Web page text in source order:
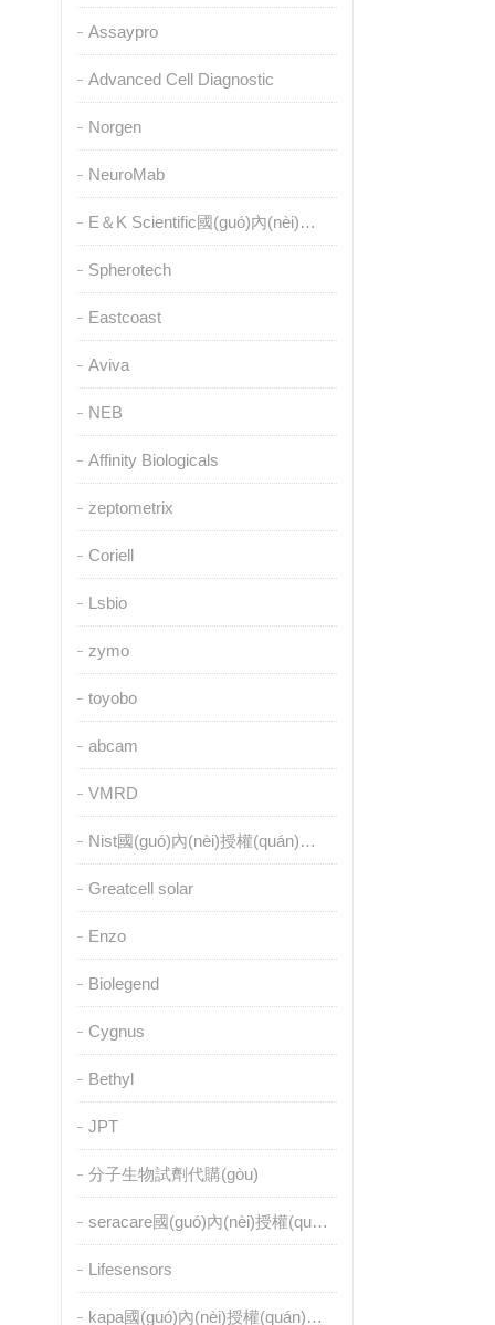
Assaypro
Advanced Cell Diagnostic
Norgen
NeuroMab
E＆K Scientific國(guó)內(nèi)授權(quán)代理
Spherotech
Eastcoast
Aviva
NEB
Affinity Biologicals
zeptometrix
Coriell
Lsbio
zymo
toyobo
abcam
VMRD
Nist國(guó)內(nèi)授權(quán)代理
Greatcell solar
Enzo
Biolegend
Cygnus
Bethyl
JPT
分子生物試劑代購(gòu)
seracare國(guó)內(nèi)授權(quán)代理
Lifesensors
kapa國(guó)內(nèi)授權(quán)代理